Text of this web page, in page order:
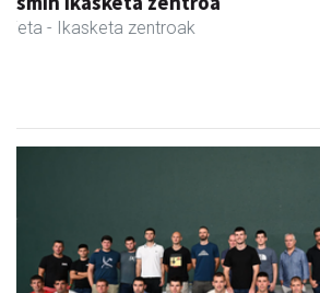
Urnieta - Trastelekuak